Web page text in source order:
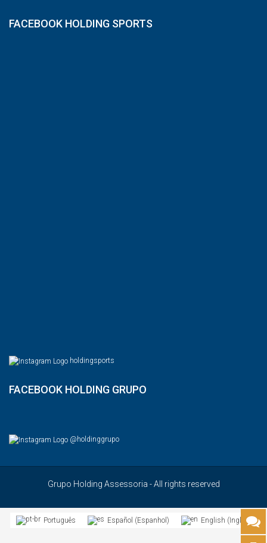
FACEBOOK HOLDING SPORTS
holdingsports
FACEBOOK HOLDING GRUPO
@holdinggrupo
Grupo Holding Assessoria - All rights reserved
Português Español (Espanhol ) English (Inglês